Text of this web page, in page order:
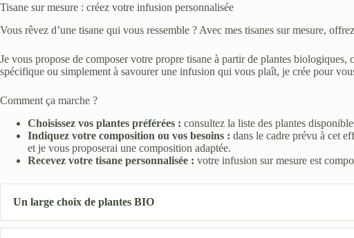
Tisane sur mesure : créez votre infusion personnalisée
Vous rêvez d’une tisane qui vous ressemble ? Avec mes tisanes sur mesure,
Je vous propose de composer votre propre tisane à partir de plantes
spécifique ou simplement à savourer une infusion qui vous plaît, je crée pour
Comment ça marche ?
Choisissez vos plantes préférées : consultez la liste des plantes
Indiquez votre composition ou vos besoins : dans le cadre prévu à cet
et je vous proposerai une composition adaptée.
Recevez votre tisane personnalisée : votre infusion sur mesure est
Un large choix de plantes BIO